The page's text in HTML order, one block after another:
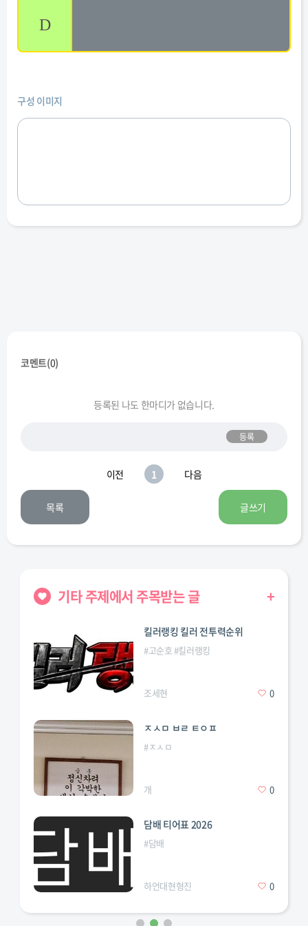
D
구성 이미지
코멘트(0)
등록된 나도 한마디가 없습니다.
등록
이전 1 다음
목록 글쓰기
기타 주제에서 주목받는 글 +
킬러랭킹 킬러 전투력순위
#고순호#킬러랭킹
조세현 0
ㅈㅅㅁ ㅂㄹ ㅌㅇㅍ
#ㅈㅅㅁ
개 0
담배 티어표 2026
#담배
하언대현형진 0